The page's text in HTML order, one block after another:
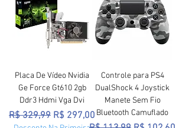
Placa De Vídeo Nvidia
Ge Force Gt610 2gb
Ddr3 Hdmi Vga Dvi
Preço normal
R$ 329,99 Preço promocional
R$ 297,00
Controle para PS4
DualShock 4 Joystick
Manete Sem Fio
Bluetooth Camuflado